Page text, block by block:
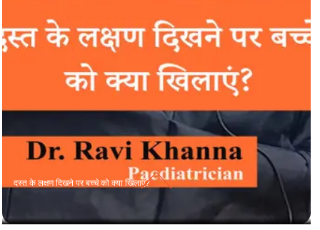
दस्त के लक्षण दिखने पर बच्चे को क्या खिलाएं?